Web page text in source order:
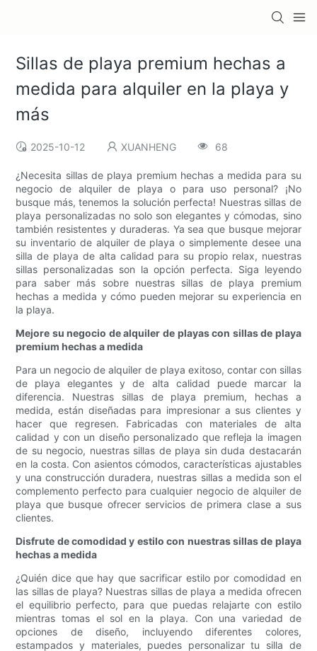
Sillas de playa premium hechas a
medida para alquiler en la playa y
más
2025-10-12 XUANHENG 68
¿Necesita sillas de playa premium hechas a medida para su
negocio de alquiler de playa o para uso personal? ¡No
busque más, tenemos la solución perfecta! Nuestras sillas de
playa personalizadas no solo son elegantes y cómodas, sino
también resistentes y duraderas. Ya sea que busque mejorar
su inventario de alquiler de playa o simplemente desee una
silla de playa de alta calidad para su propio relax, nuestras
sillas personalizadas son la opción perfecta. Siga leyendo
para saber más sobre nuestras sillas de playa premium
hechas a medida y cómo pueden mejorar su experiencia en
la playa.
Mejore su negocio de alquiler de playas con sillas de playa
premium hechas a medida
Para un negocio de alquiler de playa exitoso, contar con sillas
de playa elegantes y de alta calidad puede marcar la
diferencia. Nuestras sillas de playa premium, hechas a
medida, están diseñadas para impresionar a sus clientes y
hacer que regresen. Fabricadas con materiales de alta
calidad y con un diseño personalizado que refleja la imagen
de su negocio, nuestras sillas de playa sin duda destacarán
en la costa. Con asientos cómodos, características ajustables
y una construcción duradera, nuestras sillas a medida son el
complemento perfecto para cualquier negocio de alquiler de
playa que busque ofrecer servicios de primera clase a sus
clientes.
Disfrute de comodidad y estilo con nuestras sillas de playa
hechas a medida
¿Quién dice que hay que sacrificar estilo por comodidad en
las sillas de playa? Nuestras sillas de playa a medida ofrecen
el equilibrio perfecto, para que puedas relajarte con estilo
mientras tomas el sol en la playa. Con una variedad de
opciones de diseño, incluyendo diferentes colores,
estampados y materiales, puedes personalizar tu silla de